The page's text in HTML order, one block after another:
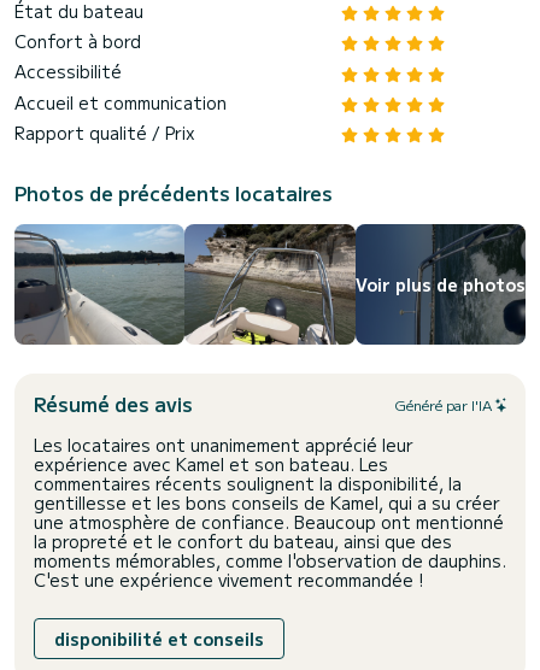
État du bateau
Confort à bord
Accessibilité
Accueil et communication
Rapport qualité / Prix
Photos de précédents locataires
Voir plus de photos
Résumé des avis Généré par l'IA
Les locataires ont unanimement apprécié leur
expérience avec Kamel et son bateau. Les
commentaires récents soulignent la disponibilité, la
gentillesse et les bons conseils de Kamel, qui a su créer
une atmosphère de confiance. Beaucoup ont mentionné
la propreté et le confort du bateau, ainsi que des
moments mémorables, comme l'observation de dauphins.
C'est une expérience vivement recommandée !
disponibilité et conseils